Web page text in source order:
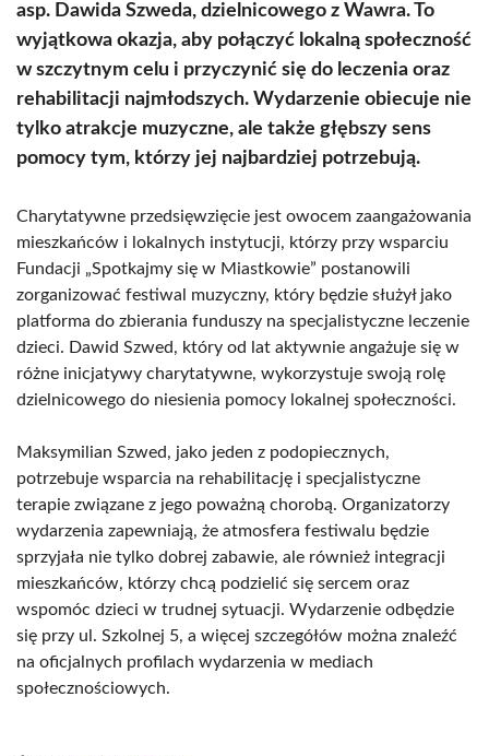
asp. Dawida Szweda, dzielnicowego z Wawra. To
wyjątkowa okazja, aby połączyć lokalną społeczność
w szczytnym celu i przyczynić się do leczenia oraz
rehabilitacji najmłodszych. Wydarzenie obiecuje nie
tylko atrakcje muzyczne, ale także głębszy sens
pomocy tym, którzy jej najbardziej potrzebują.
Charytatywne przedsięwzięcie jest owocem zaangażowania
mieszkańców i lokalnych instytucji, którzy przy wsparciu
Fundacji „Spotkajmy się w Miastkowie” postanowili
zorganizować festiwal muzyczny, który będzie służył jako
platforma do zbierania funduszy na specjalistyczne leczenie
dzieci. Dawid Szwed, który od lat aktywnie angażuje się w
różne inicjatywy charytatywne, wykorzystuje swoją rolę
dzielnicowego do niesienia pomocy lokalnej społeczności.
Maksymilian Szwed, jako jeden z podopiecznych,
potrzebuje wsparcia na rehabilitację i specjalistyczne
terapie związane z jego poważną chorobą. Organizatorzy
wydarzenia zapewniają, że atmosfera festiwalu będzie
sprzyjała nie tylko dobrej zabawie, ale również integracji
mieszkańców, którzy chcą podzielić się sercem oraz
wspomóc dzieci w trudnej sytuacji. Wydarzenie odbędzie
się przy ul. Szkolnej 5, a więcej szczegółów można znaleźć
na oficjalnych profilach wydarzenia w mediach
społecznościowych.